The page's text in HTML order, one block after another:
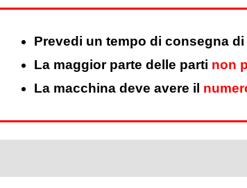
Prevedi un tempo di consegna di
La maggior parte delle parti non
La macchina deve avere il